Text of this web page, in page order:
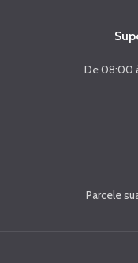
De 08:00
Parcele